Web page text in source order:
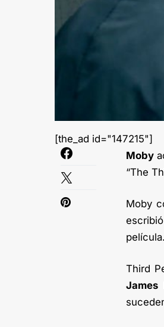
[the_ad id="147215"]
Moby
“The
Moby
Third
James